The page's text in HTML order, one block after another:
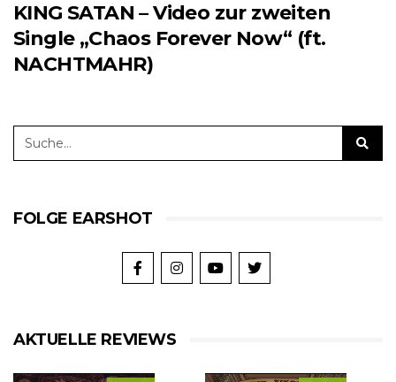
KING SATAN – Video zur zweiten
Single „Chaos Forever Now“ (ft.
NACHTMAHR)
FOLGE EARSHOT
AKTUELLE REVIEWS